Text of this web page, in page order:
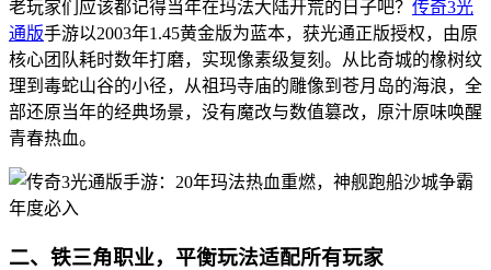
老玩家们应该都记得当年在玛法大陆开荒的日子吧？ 传奇3光
通版手游以2003年1.45黄金版为蓝本，获光通正版授权，由原
核心团队耗时数年打磨，实现像素级复刻。从比奇城的橡树纹
理到毒蛇山谷的小径，从祖玛寺庙的雕像到苍月岛的海浪，全
部还原当年的经典场景，没有魔改与数值篡改，原汁原味唤醒
青春热血。
二、铁三角职业，平衡玩法适配所有玩家